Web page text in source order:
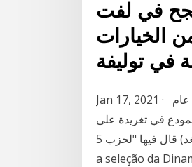
في لفت
الخيارات
في توليفة
Jan 17, 2021 · علق السياسي عبد الناصر المودع على مواقف حزب الناصري وعدد مواقفه من عام
في تغريدة على
تويتر رصدهاموقع (عدن الغد) قال فيها "لحزب 5 hours ago · Brasília – A seleção do Iraque enfrenta
a seleção da